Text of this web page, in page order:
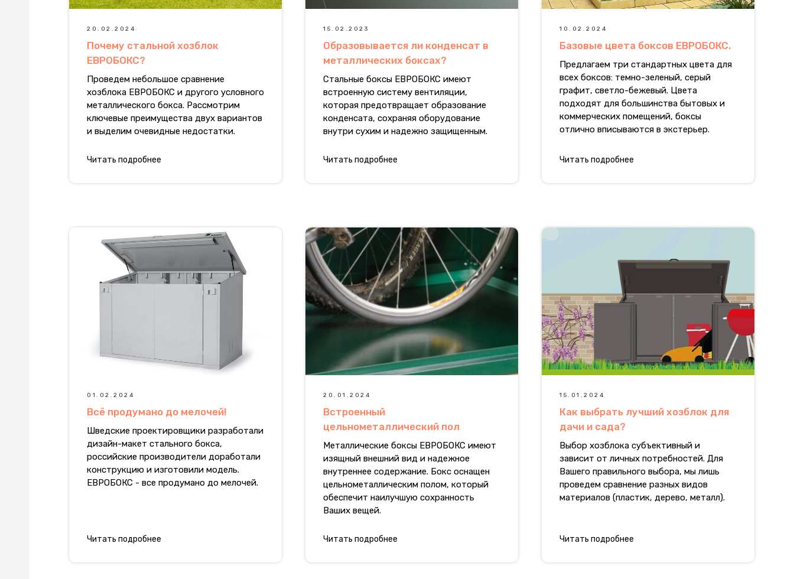
20.02.2024
Почему стальной хозблок
ЕВРОБОКС?
Проведем небольшое сравнение
хозблока ЕВРОБОКС и другого условного
металлического бокса. Рассмотрим
ключевые преимущества двух вариантов
и выделим очевидные недостатки.
Читать подробнее
15.02.2023
Образовывается ли конденсат в
металлических боксах?
Стальные боксы ЕВРОБОКС имеют
встроенную систему вентиляции,
которая предотвращает образование
конденсата, сохраняя оборудование
внутри сухим и надежно защищенным.
Читать подробнее
10.02.2024
Базовые цвета боксов ЕВРОБОКС.
Предлагаем три стандартных цвета для
всех боксов: темно-зеленый, серый
графит, светло-бежевый. Цвета
подходят для большинства бытовых и
коммерческих помещений, боксы
отлично вписываются в экстерьер.
Читать подробнее
01.02.2024
Всё продумано до мелочей!
Шведские проектировщики разработали
дизайн-макет стального бокса,
российские производители доработали
конструкцию и изготовили модель.
ЕВРОБОКС - все продумано до мелочей.
Читать подробнее
20.01.2024
Встроенный
цельнометаллический пол
Металлические боксы ЕВРОБОКС имеют
изящный внешний вид и надежное
внутреннее содержание. Бокс оснащен
цельнометаллическим полом, который
обеспечит наилучшую сохранность
Ваших вещей.
Читать подробнее
15.01.2024
Как выбрать лучший хозблок для
дачи и сада?
Выбор хозблока субъективный и
зависит от личных потребностей. Для
Вашего правильного выбора, мы лишь
проведем сравнение разных видов
материалов (пластик, дерево, металл).
Читать подробнее